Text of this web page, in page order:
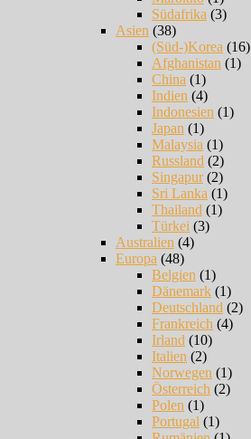
Südafrika (3)
Asien (38)
(Süd-)Korea (16)
Afghanistan (1)
China (1)
Indien (4)
Indonesien (1)
Japan (1)
Malaysia (1)
Russland (2)
Singapur(2)
Sri Lanka (1)
Thailand (1)
Türkei (3)
Australien (4)
Europa (48)
Belgien (1)
Dänemark (1)
Deutschland (2)
Frankreich (4)
Irland (10)
Italien (2)
Norwegen (1)
Österreich (2)
Polen (1)
Portugal (1)